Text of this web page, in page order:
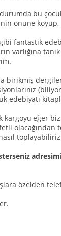
bu
önüne koyup,
fantastik
varlığına
birikmiş
edebiyatı
kargoyu eğer
olacağından
özelden